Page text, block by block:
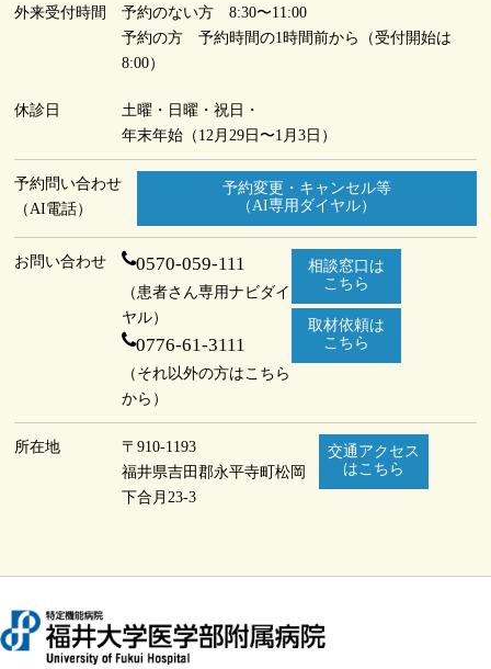
外来受付時間
予約のない方 8:30〜11:00
予約の方 予約時間の1時間前から（受付開始は
8:00）
休診日
土曜・日曜・祝日・
年末年始（12月29日〜1月3日）
予約問い合わせ
（AI電話）
予約変更・キャンセル等
（AI専用ダイヤル）
お問い合わせ 0570-059-111
（患者さん専用ナビダイ
ヤル）
0776-61-3111
（それ以外の方はこちら
から）
相談窓口は
こちら
取材依頼は
こちら
所在地
〒910-1193
福井県吉田郡永平寺町松岡
下合月23-3
交通アクセス
はこちら